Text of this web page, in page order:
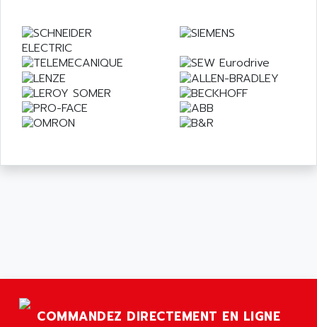
COMMANDEZ DIRECTEMENT EN LIGNE